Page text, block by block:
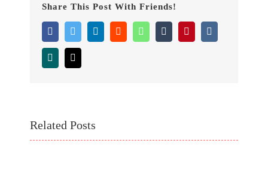
Share This Post With Friends!
FacebookTwitter LinkedInReddit WhatsAppTumblr Pinterest
Xing
Related Posts